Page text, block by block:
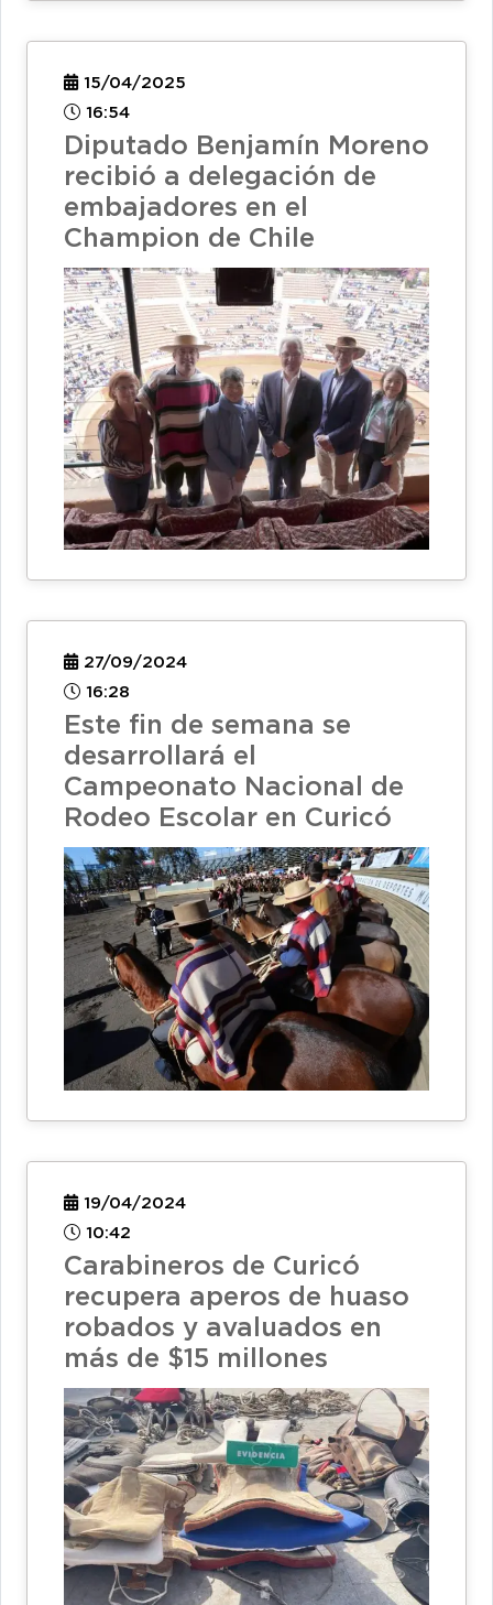
15/04/2025
16:54
Diputado Benjamín Moreno
recibió a delegación de
embajadores en el
Champion de Chile
27/09/2024
16:28
Este fin de semana se
desarrollará el
Campeonato Nacional de
Rodeo Escolar en Curicó
19/04/2024
10:42
Carabineros de Curicó
recupera aperos de huaso
robados y avaluados en
más de $15 millones